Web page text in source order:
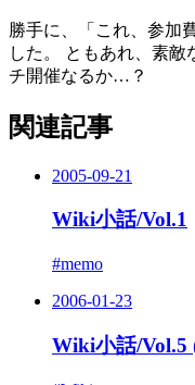
勝手に、「これ、参加
した。 ともあれ、素敵
チ開催なるか…？
関連記事
2005-09-21
Wiki小話/Vol.1
#memo
2006-01-23
Wiki小話/Vol.5